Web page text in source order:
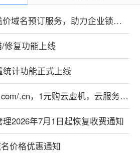
西部数码正式推出溢价域名预订服务，助力企业锁定优质数字资产
修复功能上线
计功能正式上线
盛夏钜惠：1元注册.com/.cn，1元购云虚机，云服务器特惠99元！
2026年7月1日起恢复收费通知
价格优惠通知